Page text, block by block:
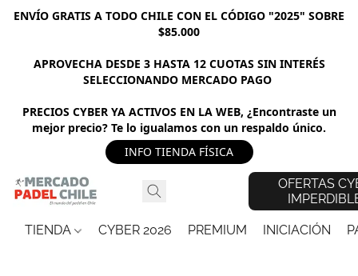
ENVÍO GRATIS A TODO CHILE CON EL CÓDIGO "2025" SOBRE
$85.000
APROVECHA DESDE 3 HASTA 12 CUOTAS SIN INTERÉS
SELECCIONANDO MERCADO PAGO
PRECIOS CYBER YA ACTIVOS EN LA WEB, ¿Encontraste un
mejor precio? Te lo igualamos con un respaldo único.
INFO TIENDA FÍSICA
OFERTAS
TIENDA CYBER 2026 PREMIUM INICIACIÓN